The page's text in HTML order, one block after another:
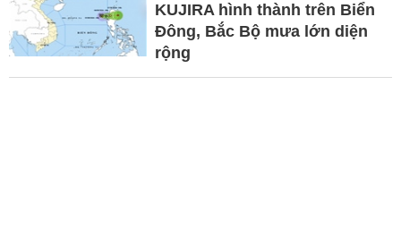
KUJIRA hình thành trên Biển
Đông, Bắc Bộ mưa lớn diện
rộng